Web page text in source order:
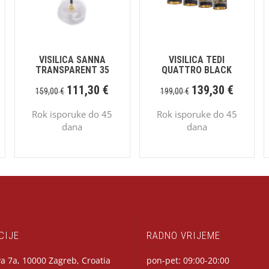
VISILICA SANNA
TRANSPARENT 35
159,00€ 111,30€
Rok isporuke do 45
dana
VISILICA TEDI
QUATTRO BLACK
199,00€ 139,30 €
Rok isporuke do 45
dana
7a, 10000 Zagreb, Croatia
RADNO VRIJEME
pon-pet: 09:00-20:00